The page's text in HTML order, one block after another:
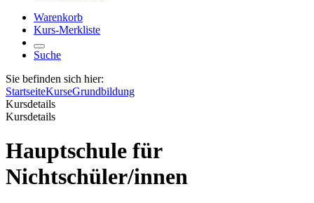
Warenkorb
Kurs-Merkliste
Suche
Sie befinden sich hier:
StartseiteKurseGrundbildung
Kursdetails
Kursdetails
Hauptschule für
Nichtschüler/innen